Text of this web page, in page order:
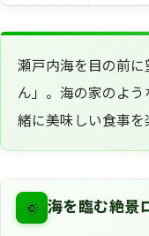
瀬戸内海を目の前
ん」。海の家のよ
緒に美味しい食事を
🌞 海を臨む絶景